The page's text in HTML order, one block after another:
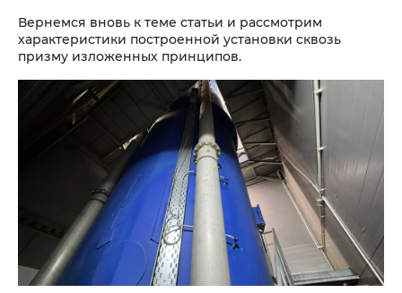
Вернемся вновь к теме статьи и рассмотрим
характеристики построенной установки сквозь
призму изложенных принципов.